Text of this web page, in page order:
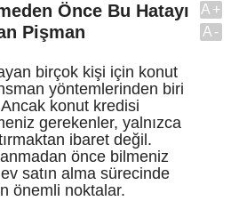
Önce Bu Hatayı
Pişman
birçok kişi için konut
yöntemlerinden biri
konut kredisi
gerekenler, yalnızca
ibaret değil.
önce bilmeniz
satın alma sürecinde
önemli noktalar.
A+
A-